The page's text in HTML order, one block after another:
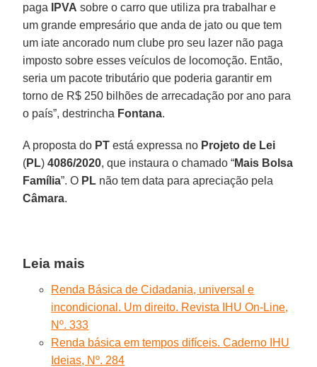
paga IPVA sobre o carro que utiliza pra trabalhar e
um grande empresário que anda de jato ou que tem
um iate ancorado num clube pro seu lazer não paga
imposto sobre esses veículos de locomoção. Então,
seria um pacote tributário que poderia garantir em
torno de R$ 250 bilhões de arrecadação por ano para
o país”, destrincha Fontana.
A proposta do PT está expressa no Projeto de Lei
(PL)4086/2020, que instaura o chamado “Mais Bolsa
Família”. O PL não tem data para apreciação pela
Câmara.
Leia mais
Renda Básica de Cidadania, universal e
incondicional. Um direito. Revista IHU On-Line,
Nº. 333
Renda básica em tempos difíceis. Caderno IHU
Ideias, Nº. 284